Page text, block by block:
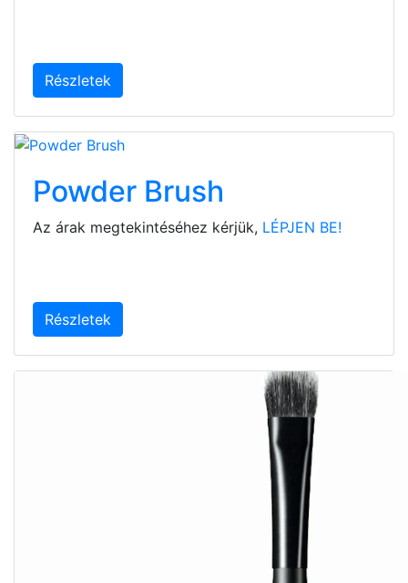
Részletek
Powder Brush
Az árak megtekintéséhez kérjük, LÉPJEN BE!
Részletek